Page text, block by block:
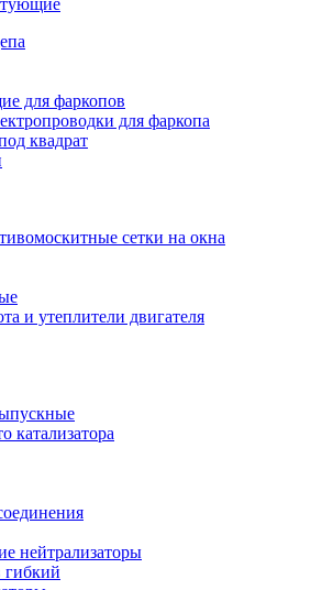
для фаркопов
для фаркопа
квадрат
сетки на окна
и утеплители двигателя
катализатора
нейтрализаторы
гибкий